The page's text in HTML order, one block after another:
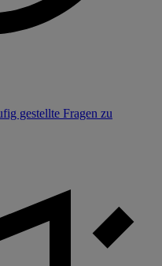
gestellte Fragen zu